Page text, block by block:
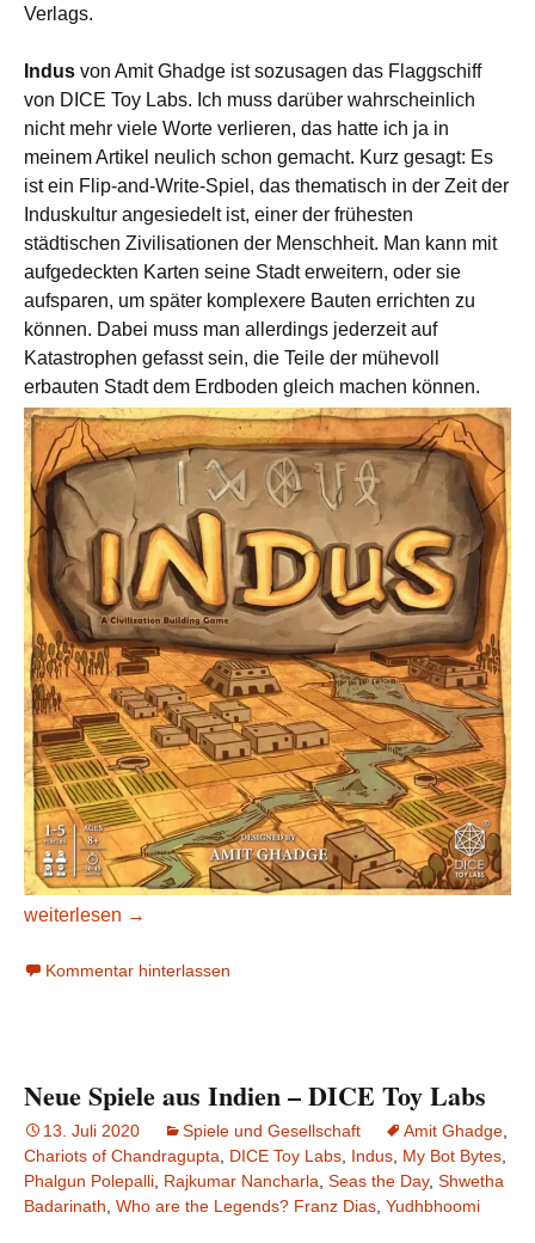
Verlags.
Indus von Amit Ghadge ist sozusagen das Flaggschiff
von DICE Toy Labs. Ich muss darüber wahrscheinlich
nicht mehr viele Worte verlieren, das hatte ich ja in
meinem Artikel neulich schon gemacht. Kurz gesagt: Es
ist ein Flip-and-Write-Spiel, das thematisch in der Zeit der
Induskultur angesiedelt ist, einer der frühesten
städtischen Zivilisationen der Menschheit. Man kann mit
aufgedeckten Karten seine Stadt erweitern, oder sie
aufsparen, um später komplexere Bauten errichten zu
können. Dabei muss man allerdings jederzeit auf
Katastrophen gefasst sein, die Teile der mühevoll
erbauten Stadt dem Erdboden gleich machen können.
Vorbericht zur Spiel Digital: DICE Toy Labs (Indien)
weiterlesen →
Kommentar hinterlassen
Neue Spiele aus Indien – DICE Toy Labs
13. Juli 2020 Spiele und Gesellschaft Amit Ghadge
Chariots of Chandragupta
DICE Toy Labs Indus My Bot Bytes
Phalgun Polepalli Rajkumar Nancharla Seas the Day, Shwetha
Badarinath Who are the Legends? Franz Dias Yudhbhoomi